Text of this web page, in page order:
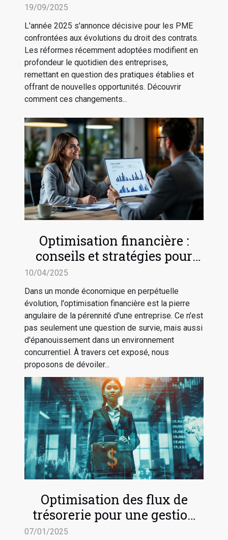
19/09/2025
L'année 2025 s'annonce décisive pour les PME
confrontées aux évolutions du droit des contrats.
Les réformes récemment adoptées modifient en
profondeur le quotidien des entreprises,
remettant en question des pratiques établies et
offrant de nouvelles opportunités. Découvrir
comment ces changements...
Optimisation financière :
conseils et stratégies pour
sécuriser l'avenir de votre
entreprise
10/04/2025
Dans un monde économique en perpétuelle
évolution, l'optimisation financière est la pierre
angulaire de la pérennité d'une entreprise. Ce n'est
pas seulement une question de survie, mais aussi
d'épanouissement dans un environnement
concurrentiel. À travers cet exposé, nous
proposons de dévoiler...
Optimisation des flux de
trésorerie pour une gestion
d'entreprise efficace
07/01/2025